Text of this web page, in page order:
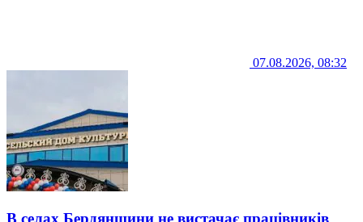
07.08.2026, 08:32
В селах Бердянщини не вистачає працівників